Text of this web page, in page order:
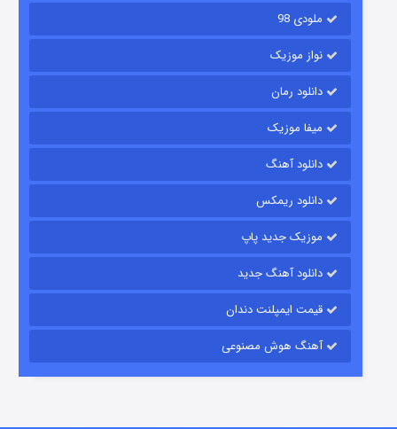
قسمت۱۵ (دوبله) منتشر شد
زیرزمین
ملودی 98
نواز موزیک
دانلود رمان
میفا موزیک
دانلود آهنگ
دانلود ریمکس
موزیک جدید پاپ
دانلود آهنگ جدید
قیمت ایمپلنت دندان
آهنگ هوش مصنوعی